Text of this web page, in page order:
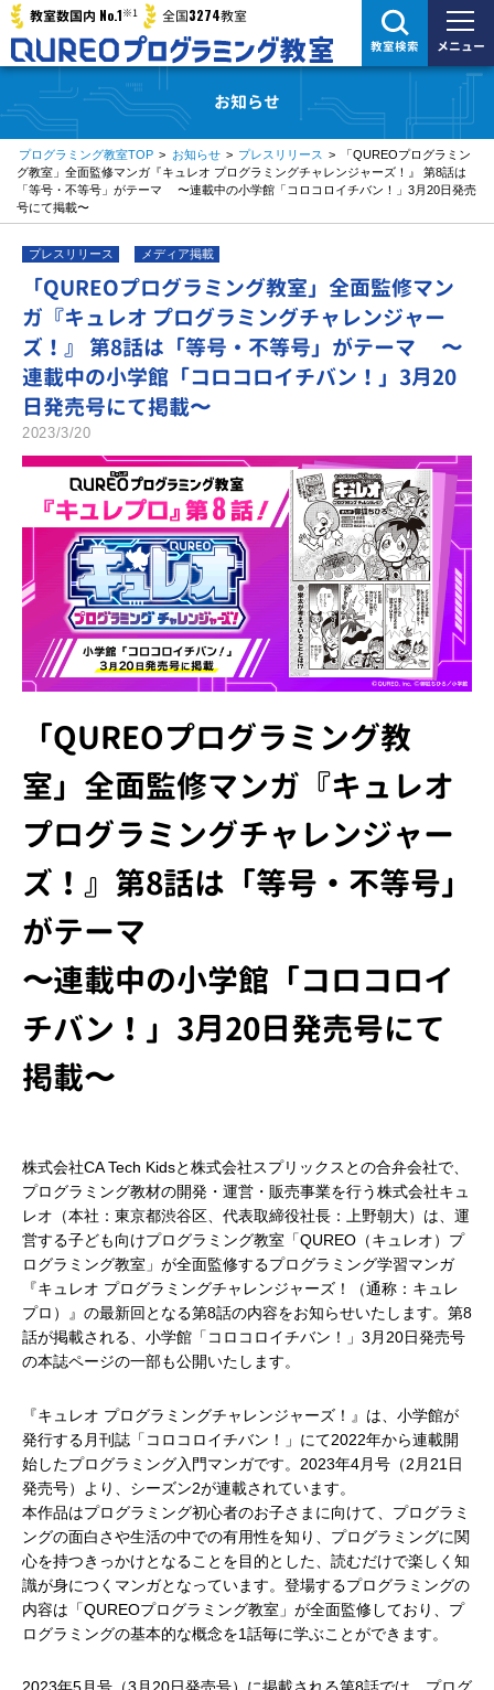
教室数国内 No.1※1 全国3274教室
教室検索 メニュー
お知らせ
プログラミング教室TOP > お知らせ > プレスリリース >
「QUREOプログラミン
グ教室」全面監修マンガ『キュレオ プログラミングチャレンジャーズ！』 第8話は
「等号・不等号」がテーマ 〜連載中の小学館「コロコロイチバン！」3月20日発売
号にて掲載〜
プレスリリース メディア掲載
「QUREOプログラミング教室」全面監修マン
ガ『キュレオ プログラミングチャレンジャー
ズ！』 第8話は「等号・不等号」がテーマ 〜
連載中の小学館「コロコロイチバン！」3月20
日発売号にて掲載〜
2023/3/20
「QUREOプログラミング教
室」全面監修マンガ『キュレオ
プログラミングチャレンジャー
ズ！』第8話は「等号・不等号」
がテーマ
〜連載中の小学館「コロコロイ
チバン！」3月20日発売号にて
掲載〜
株式会社CA Tech Kidsと株式会社スプリックスとの合弁会社で、
プログラミング教材の開発・運営・販売事業を行う株式会社キュ
レオ（本社：東京都渋谷区、代表取締役社長：上野朝大）は、運
営する子ども向けプログラミング教室「QUREO（キュレオ）プ
ログラミング教室」が全面監修するプログラミング学習マンガ
『キュレオ プログラミングチャレンジャーズ！（通称：キュレ
プロ）』の最新回となる第8話の内容をお知らせいたします。第8
話が掲載される、小学館「コロコロイチバン！」3月20日発売号
の本誌ページの一部も公開いたします。
『キュレオ プログラミングチャレンジャーズ！』は、小学館が
発行する月刊誌「コロコロイチバン！」にて2022年から連載開
始したプログラミング入門マンガです。2023年4月号（2月21日
発売号）より、シーズン2が連載されています。
本作品はプログラミング初心者のお子さまに向けて、プログラミ
ングの面白さや生活の中での有用性を知り、プログラミングに関
心を持つきっかけとなることを目的とした、読むだけで楽しく知
識が身につくマンガとなっています。登場するプログラミングの
内容は「QUREOプログラミング教室」が全面監修しており、プ
ログラミングの基本的な概念を1話毎に学ぶことができます。